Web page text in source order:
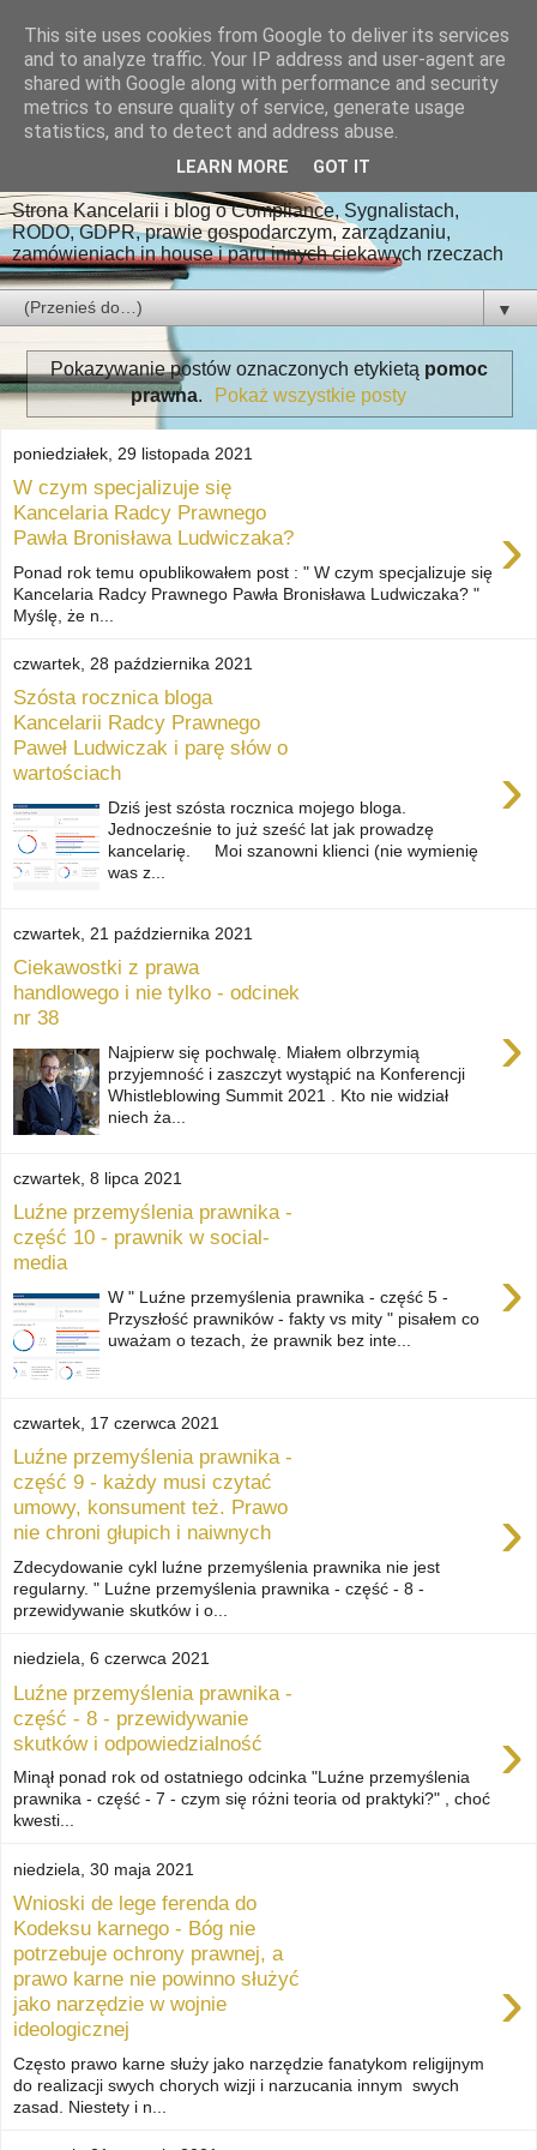
Kancelaria Radcy
Prawnego Paweł
Ludwiczak
Strona Kancelarii i blog o Compliance, Sygnalistach,
RODO, GDPR, prawie gospodarczym, zarządzaniu,
zamówieniach in house i paru innych ciekawych rzeczach
▼
Pokazywanie postów oznaczonych etykietą pomoc
prawna. Pokaż wszystkie posty
poniedziałek, 29 listopada 2021
W czym specjalizuje się
Kancelaria Radcy Prawnego
Pawła Bronisława Ludwiczaka?
›
Ponad rok temu opublikowałem post : " W czym specjalizuje się
Kancelaria Radcy Prawnego Pawła Bronisława Ludwiczaka? "
Myślę, że n...
czwartek, 28 października 2021
Szósta rocznica bloga
Kancelarii Radcy Prawnego
Paweł Ludwiczak i parę słów o
wartościach
›
Dziś jest szósta rocznica mojego bloga.
Jednocześnie to już sześć lat jak prowadzę
kancelarię. Moi szanowni klienci (nie wymienię
was z...
czwartek, 21 października 2021
Ciekawostki z prawa
handlowego i nie tylko - odcinek
nr 38
›
Najpierw się pochwalę. Miałem olbrzymią
przyjemność i zaszczyt wystąpić na Konferencji
Whistleblowing Summit 2021 . Kto nie widział
niech ża...
czwartek, 8 lipca 2021
Luźne przemyślenia prawnika -
część 10 - prawnik w social-
media
›
W " Luźne przemyślenia prawnika - część 5 -
Przyszłość prawników - fakty vs mity " pisałem co
uważam o tezach, że prawnik bez inte...
czwartek, 17 czerwca 2021
Luźne przemyślenia prawnika -
część 9 - każdy musi czytać
umowy, konsument też. Prawo
nie chroni głupich i naiwnych
›
Zdecydowanie cykl luźne przemyślenia prawnika nie jest
regularny. " Luźne przemyślenia prawnika - część - 8 -
przewidywanie skutków i o...
niedziela, 6 czerwca 2021
Luźne przemyślenia prawnika -
część - 8 - przewidywanie
skutków i odpowiedzialność
›
Minął ponad rok od ostatniego odcinka "Luźne przemyślenia
prawnika - część - 7 - czym się różni teoria od praktyki?" , choć
kwesti...
niedziela, 30 maja 2021
Wnioski de lege ferenda do
Kodeksu karnego - Bóg nie
potrzebuje ochrony prawnej, a
prawo karne nie powinno służyć
jako narzędzie w wojnie
ideologicznej
›
Często prawo karne służy jako narzędzie fanatykom religijnym
do realizacji swych chorych wizji i narzucania innym swych
zasad. Niestety i n...
This site uses cookies from Google to deliver its services
and to analyze traffic. Your IP address and user-agent are
shared with Google along with performance and security
metrics to ensure quality of service, generate usage
statistics, and to detect and address abuse.
LEARN MORE GOT IT